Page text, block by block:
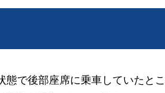
で後部座席に乗車していたとこ